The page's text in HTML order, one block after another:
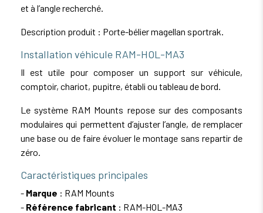
et à l’angle recherché.
Description produit : Porte-bélier magellan sportrak.
Installation véhicule RAM-HOL-MA3
Il est utile pour composer un support sur véhicule,
comptoir, chariot, pupitre, établi ou tableau de bord.
Le système RAM Mounts repose sur des composants
modulaires qui permettent d’ajuster l’angle, de remplacer
une base ou de faire évoluer le montage sans repartir de
zéro.
Caractéristiques principales
- Marque : RAM Mounts
- Référence fabricant : RAM-HOL-MA3